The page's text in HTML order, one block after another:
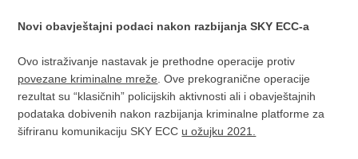
Novi obavještajni podaci nakon razbijanja SKY ECC-a
Ovo istraživanje nastavak je prethodne operacije protiv
povezane kriminalne mreže . Ove prekogranične operacije
rezultat su “klasičnih” policijskih aktivnosti ali i obavještajnih
podataka dobivenih nakon razbijanja kriminalne platforme za
šifriranu komunikaciju SKY ECC u ožujku 2021.